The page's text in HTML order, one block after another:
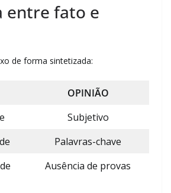
entre fato e
de forma sintetizada:
OPINIÃO
Subjetivo
Palavras-chave
Ausência de provas